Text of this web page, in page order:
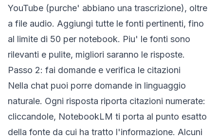
YouTube (purche' abbiano una trascrizione), oltre
a file audio. Aggiungi tutte le fonti pertinenti, fino
al limite di 50 per notebook. Piu' le fonti sono
rilevanti e pulite, migliori saranno le risposte.
Passo 2: fai domande e verifica le citazioni
Nella chat puoi porre domande in linguaggio
naturale. Ogni risposta riporta citazioni numerate:
cliccandole, NotebookLM ti porta al punto esatto
della fonte da cui ha tratto l'informazione. Alcuni